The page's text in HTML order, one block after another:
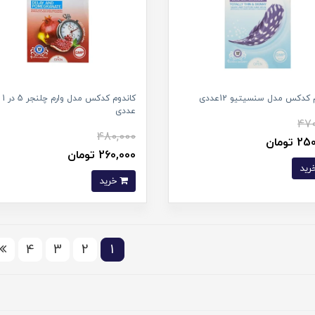
کدکس مدل سنسیتیو 12عددی
عددی
480,000
260,000 تومان
خرید
1
2
3
4